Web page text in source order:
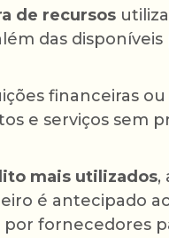
de recursos
das
financeiras
e serviços sem
mais utilizados,
é antecipado
por fornecedores